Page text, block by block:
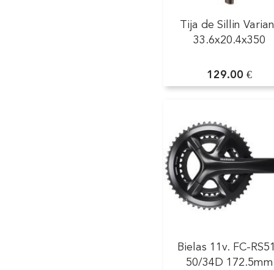
Tija de Sillin
33.6x20.4x350
129.00 €
Bielas 11v. FC-
50/34D 172.5mm